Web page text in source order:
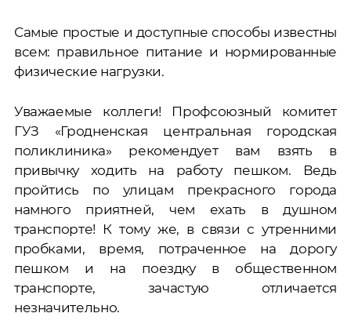
Самые простые и доступные способы известны
всем: правильное питание и нормированные
физические нагрузки.
Уважаемые коллеги! Профсоюзный комитет
ГУЗ «Гродненская центральная городская
поликлиника» рекомендует вам взять в
привычку ходить на работу пешком. Ведь
пройтись по улицам прекрасного города
намного приятней, чем ехать в душном
транспорте! К тому же, в связи с утренними
пробками, время, потраченное на дорогу
пешком и на поездку в общественном
транспорте, зачастую отличается
незначительно.